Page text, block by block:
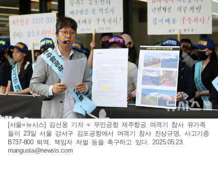
[서울=뉴시스] 김선웅 기자 = 무안공항 제주항공 여객기 참사 유가족
들이 23일 서울 강서구 김포공항에서 여객기 참사 진상규명, 사고기종
B737-800 퇴역, 책임자 처벌 등을 촉구하고 있다. 2025.05.23.
mangusta@newsis.com